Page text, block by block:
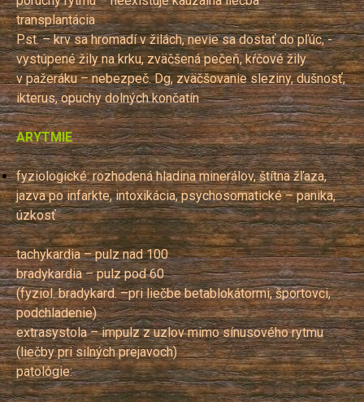
transplantácia
P.st. – krv sa hromadí v žilách, nevie sa dostať do pľúc, -
vystúpené žily na krku, zväčšená pečeň, kŕčové žily
v pažeráku – nebezpeč. Dg, zväčšovanie sleziny, dušnosť,
ikterus, opuchy dolných končatín
ARYTMIE
fyziologické: rozhodená hladina minerálov, štítna žľaza,
jazva po infarkte, intoxikácia, psychosomatické – panika,
úzkosť
tachykardia – pulz nad 100
bradykardia – pulz pod 60
(fyziol. bradykard. –pri liečbe betablokátormi, športovci,
podchladenie)
extrasystola – impulz z uzlov mimo sínusového rytmu
(liečby pri silných prejavoch)
patológie: